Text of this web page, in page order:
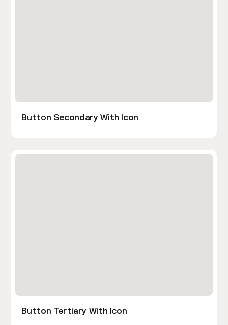
Button Secondary With Icon
Button Tertiary With Icon